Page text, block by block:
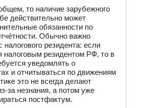
то наличие зарубежного
действительно может
обязанности по
Обычно важно
налогового резидента: если
налоговым резидентом РФ, то в
уведомлять о
и отчитываться по движениям
это не всегда делают
за незнания, а потом уже
постфактум.